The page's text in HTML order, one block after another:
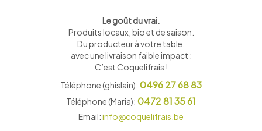
Le goût du vrai.
Produits locaux, bio et de saison
Du producteur à votre table,
avec une livraison faible impact :
C’est Coquelifrais !
Téléphone (ghislain): 0496 27 68 83
Téléphone (Maria): 0472 81 35 61
Email:info@coquelifrais.be